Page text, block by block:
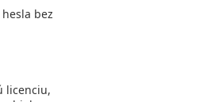
bez
licenciu,